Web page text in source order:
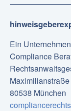
Ein
Compliance
80538 München